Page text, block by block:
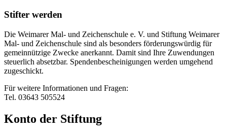
Stifter werden
Die Weimarer Mal- und Zeichenschule e. V. und Stiftung Weimarer
Mal- und Zeichenschule sind als besonders förderungswürdig für
gemeinnützige Zwecke anerkannt. Damit sind Ihre Zuwendungen
steuerlich absetzbar. Spendenbescheinigungen werden umgehend
zugeschickt.
Für weitere Informationen und Fragen:
Tel. 03643 505524
Konto der Stiftung